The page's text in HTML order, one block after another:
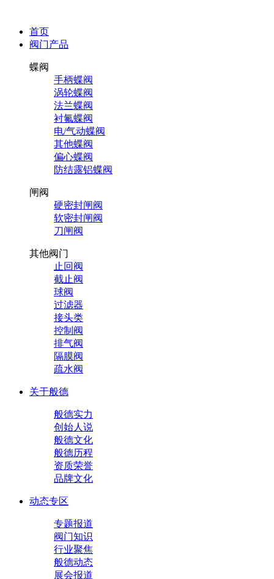
首页
阀门产品
蝶阀
手柄蝶阀
涡轮蝶阀
法兰蝶阀
衬氟蝶阀
电/气动蝶阀
其他蝶阀
偏心蝶阀
防结露铝蝶阀
闸阀
硬密封闸阀
软密封闸阀
刀闸阀
其他阀门
止回阀
截止阀
球阀
过滤器
接头类
控制阀
排气阀
隔膜阀
疏水阀
关于般德
般德实力
创始人说
般德文化
般德历程
资质荣誉
品牌文化
动态专区
专题报道
阀门知识
行业聚焦
般德动态
展会报道